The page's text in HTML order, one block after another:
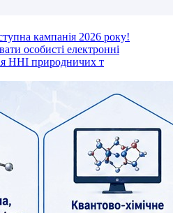
кампанія 2026 року!
особисті електронні
ННІ природничих т